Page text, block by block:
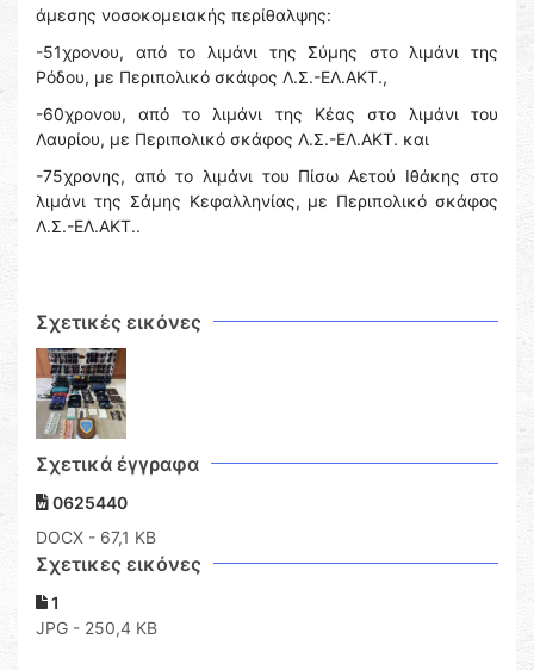
άμεσης νοσοκομειακής περίθαλψης:
-51χρονου, από το λιμάνι της Σύμης στο λιμάνι της
Ρόδου, με Περιπολικό σκάφος Λ.Σ.-ΕΛ.ΑΚΤ.,
-60χρονου, από το λιμάνι της Κέας στο λιμάνι του
Λαυρίου, με Περιπολικό σκάφος Λ.Σ.-ΕΛ.ΑΚΤ. και
-75χρονης, από το λιμάνι του Πίσω Αετού Ιθάκης στο
λιμάνι της Σάμης Κεφαλληνίας, με Περιπολικό σκάφος
Λ.Σ.-ΕΛ.ΑΚΤ..
Σχετικές εικόνες
Σχετικά έγγραφα
0625440
DOCX - 67,1 KB
Σχετικες εικόνες
1
JPG - 250,4 KB